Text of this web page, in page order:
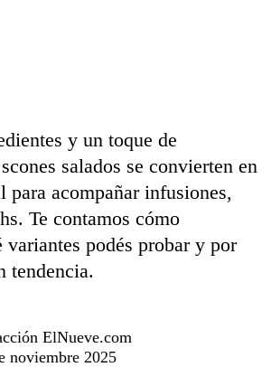
y un toque de
salados se convierten en
para acompañar infusiones,
Te contamos cómo
variantes podés probar y por
tendencia.
ElNueve.com
noviembre 2025